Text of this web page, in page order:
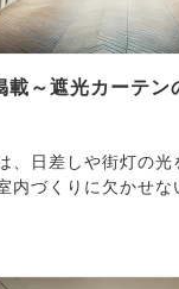
載～遮光カーテン
、日差しや街灯の光
内づくりに欠かせな